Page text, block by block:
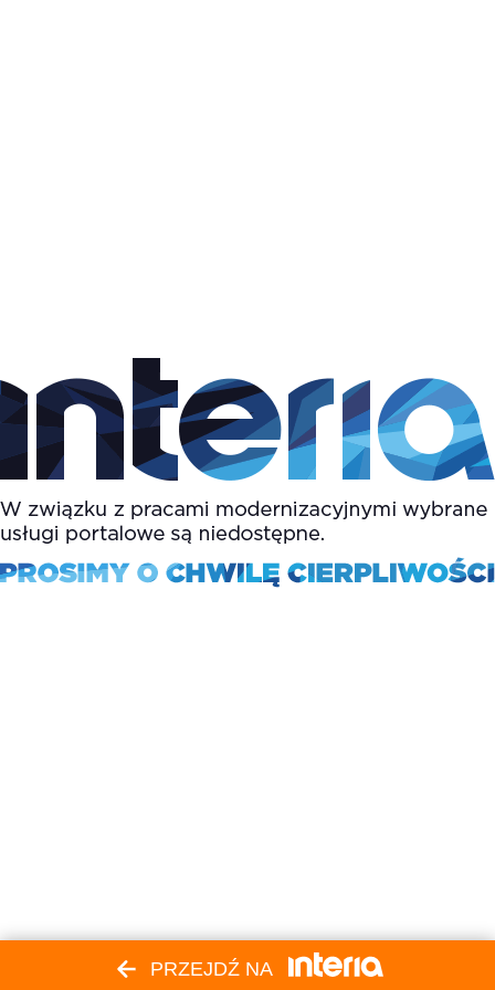
PRZEJDŹ NA